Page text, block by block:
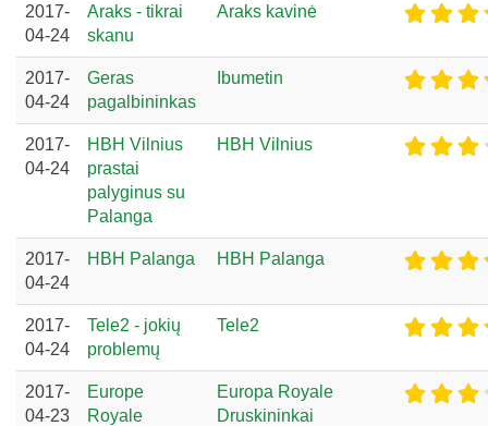
2017-
04-24
Araks - tikrai
skanu
Araks kavinė
2017-
04-24
Geras
pagalbininkas
Ibumetin
2017-
04-24
HBH Vilnius
prastai
palyginus su
Palanga
HBH Vilnius
2017-
04-24
HBH Palanga HBH Palanga
2017-
04-24
Tele2 - jokių
problemų
Tele2
2017-
04-23
Europe
Royale
Europa Royale
Druskininkai